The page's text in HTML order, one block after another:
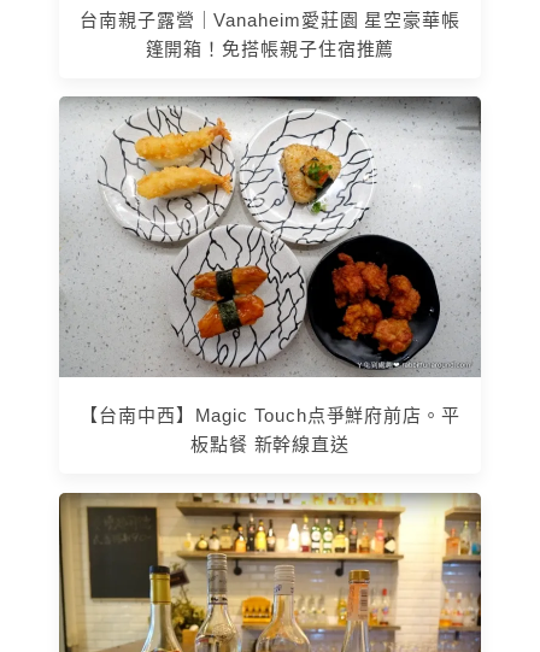
台南親子露營｜Vanaheim愛莊園 星空豪華帳
篷開箱！免搭帳親子住宿推薦
【台南中西】Magic Touch点爭鮮府前店。平
板點餐 新幹線直送